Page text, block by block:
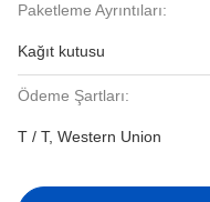
Paketleme Ayrıntıları:
Kağıt kutusu
Ödeme Şartları:
T / T, Western Union